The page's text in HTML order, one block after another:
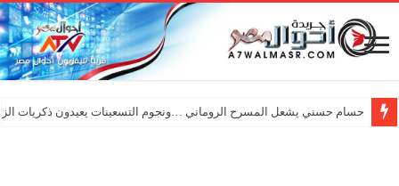
حسام حسني يشعل المسرح الروماني …ونجوم التسعينات يعيدون ذكريات